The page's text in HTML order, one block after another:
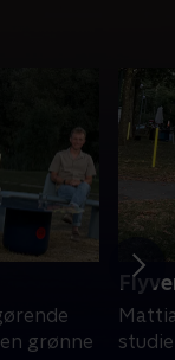
grønne